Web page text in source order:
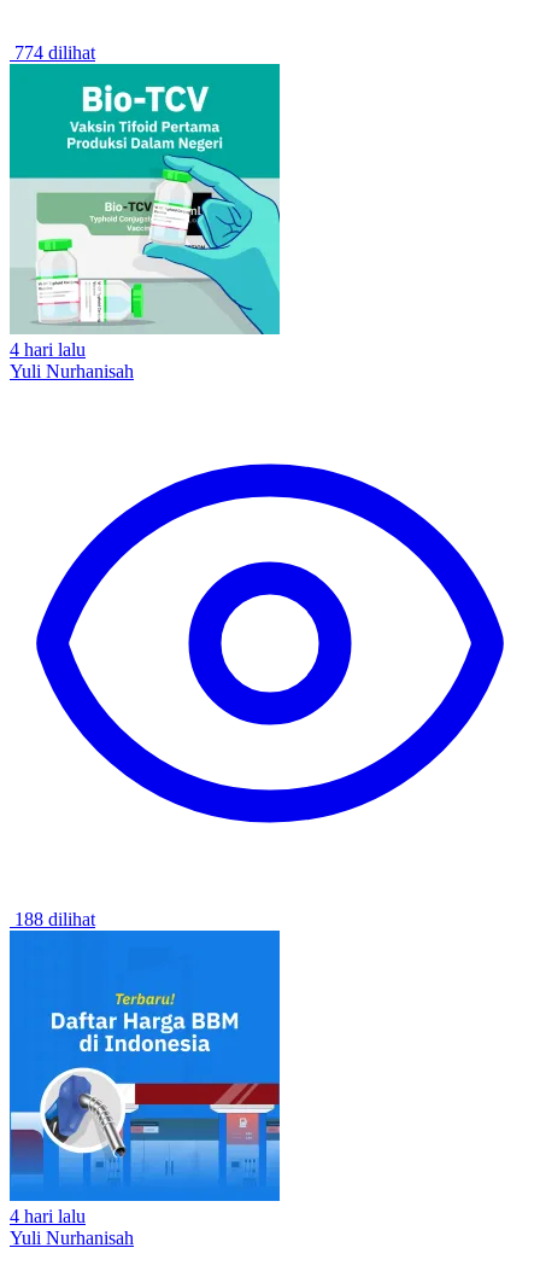
774 dilihat
4 hari lalu
Yuli Nurhanisah
188 dilihat
4 hari lalu
Yuli Nurhanisah